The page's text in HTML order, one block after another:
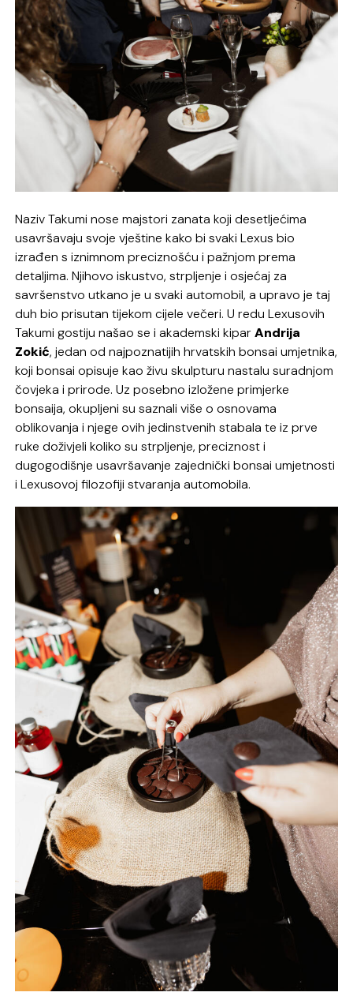
Naziv Takumi nose majstori zanata koji desetljećima
usavršavaju svoje vještine kako bi svaki Lexus bio
izrađen s iznimnom preciznošću i pažnjom prema
detaljima. Njihovo iskustvo, strpljenje i osjećaj za
savršenstvo utkano je u svaki automobil, a upravo je taj
duh bio prisutan tijekom cijele večeri. U redu Lexusovih
Takumi gostiju našao se i akademski kiparAndrija
Zokić, jedan od najpoznatijih hrvatskih bonsai umjetnika,
koji bonsai opisuje kao živu skulpturu nastalu suradnjom
čovjeka i prirode. Uz posebno izložene primjerke
bonsaija, okupljeni su saznali više o osnovama
oblikovanja i njege ovih jedinstvenih stabala te iz prve
ruke doživjeli koliko su strpljenje, preciznost i
dugogodišnje usavršavanje zajednički bonsai umjetnosti
i Lexusovoj filozofiji stvaranja automobila.